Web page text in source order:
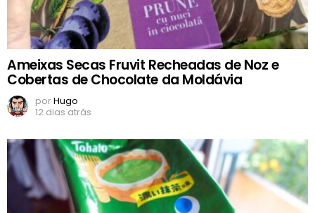
Ameixas Secas Fruvit Recheadas de Noz e
Cobertas de Chocolate da Moldávia
porHugo
12 dias atrás